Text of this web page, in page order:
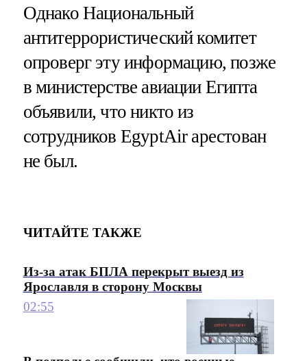
Однако Национальный
антитеррористический комитет
опроверг эту информацию, позже
в министерстве авиации Египта
объявили, что никто из
сотрудников EgyptAir арестован
не был.
ЧИТАЙТЕ ТАКЖЕ
Из-за атак БПЛА перекрыт выезд из
Ярославля в сторону Москвы
02:55